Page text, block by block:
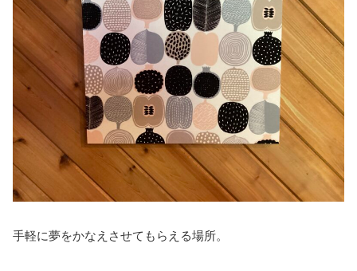
手軽に夢をかなえさせてもらえる場所。